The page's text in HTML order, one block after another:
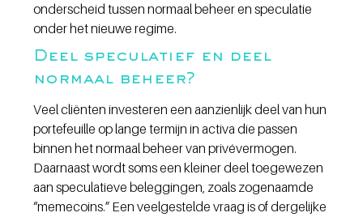
onderscheid tussen normaal beheer en speculatie
onder het nieuwe regime.
Deel speculatief en deel
normaal beheer?
Veel cliënten investeren een aanzienlijk deel van hun
portefeuille op lange termijn in activa die passen
binnen het normaal beheer van privévermogen.
Daarnaast wordt soms een kleiner deel toegewezen
aan speculatieve beleggingen, zoals zogenaamde
“memecoins.” Een veelgestelde vraag is of dergelijke